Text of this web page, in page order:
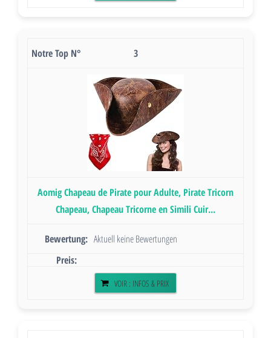
3
Aomig Chapeau de Pirate pour Adulte, Pirate Tricorn
Chapeau, Chapeau Tricorne en Simili Cuir...
Aktuell keine Bewertungen
VOIR : INFOS & PRIX